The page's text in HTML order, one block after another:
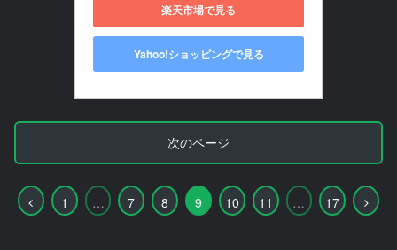
楽天市場で見る
Yahoo!ショッピングで見る
次のページ
前
1 … 7 8 9 10 11 … 17
次